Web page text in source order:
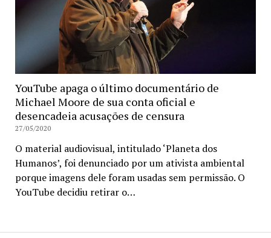
YouTube apaga o último documentário de
Michael Moore de sua conta oficial e
desencadeia acusações de censura
27/05/2020
O material audiovisual, intitulado ‘Planeta dos
Humanos’, foi denunciado por um ativista ambiental
porque imagens dele foram usadas sem permissão. O
YouTube decidiu retirar o…